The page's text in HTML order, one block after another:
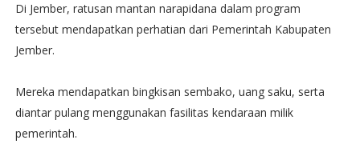
Di Jember, ratusan mantan narapidana dalam program
tersebut mendapatkan perhatian dari Pemerintah Kabupaten
Jember.
Mereka mendapatkan bingkisan sembako, uang saku, serta
diantar pulang menggunakan fasilitas kendaraan milik
pemerintah.